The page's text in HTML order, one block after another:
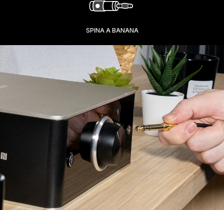
SPINA A BANANA